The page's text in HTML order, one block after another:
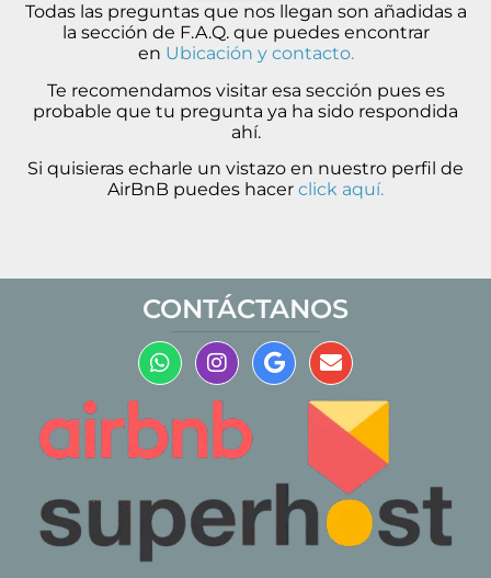
Todas las preguntas que nos llegan son añadidas a
la sección de F.A.Q. que puedes encontrar
en Ubicación y contacto.
Te recomendamos visitar esa sección pues es
probable que tu pregunta ya ha sido respondida
ahí.
Si quisieras echarle un vistazo en nuestro perfil de
AirBnB puedes hacer click aquí.
CONTÁCTANOS